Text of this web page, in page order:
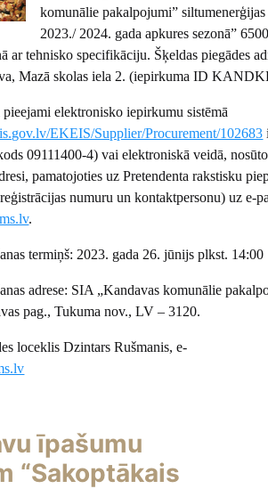
komunālie pakalpojumi” siltumenerģijas
2023./ 2024. gada apkures sezonā”
ar tehnisko specifikāciju. Šķeldas piegādes
Mazā skolas iela 2. (iepirkuma ID
elektronisko iepirkumu sistēmā
EKEIS/Supplier/Procurement/102683
09111400-4) vai elektroniskā veidā,
pamatojoties uz Pretendenta rakstisku
numuru un kontaktpersonu) uz e-
.
termiņš: 2023. gada 26. jūnijs plkst. 14:00
adrese: SIA „Kandavas komunālie
pag., Tukuma nov., LV – 3120.
loceklis Dzintars Rušmanis, e-
īpašumu
“Sakoptākais